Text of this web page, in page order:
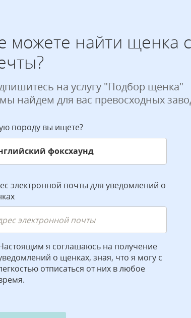
можете найти щенка
на услугу "Подбор щенка"
найдем для вас превосходных
породу вы ищете?
электронной почты для уведомлений о
я соглашаюсь на получение
о щенках, зная, что я могу с
отписаться от них в любое